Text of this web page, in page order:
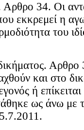
Αρθρο 34. Οι
εκκρεμεί η
του
και στο
ή
ως άνω με